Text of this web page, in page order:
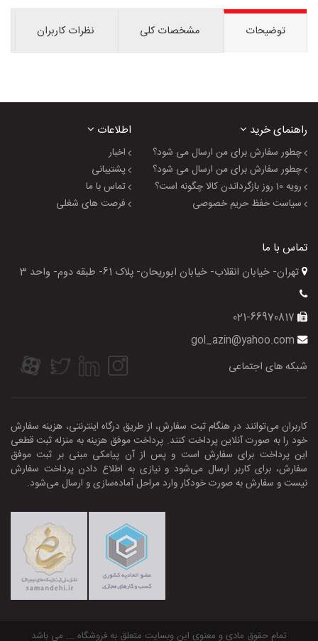
توضیحات مشخصات کلی نظرات کاربران
راهنمای خرید
چطور سفارش برای من ارسال می شود؟
چطور سفارش برای من ارسال می شود؟
رویه 10 روز بازگرداندن کالا چگونه است؟
سیاست حفظ حریم خصوصی
اطلاعات
اخبار
پشتیبانی
تماس با ما
فرصت های شغلی
تماس با ما
تهران- خیابان انقلاب- خیابان ابوریحان- پلاک 61- طبقه دوم- واحد 3
شبکه های اجتماعی
کاربران می‌توانند در هنگام ثبت سفارش، از طریق درگاه اینترنتی، هزینه سفارش
خود را به صورت آنلاین پرداخت کنند. پرداخت موفق هزینه به منزله ثبت قطعی
این پرداخت برای سفارش است و پس از آن پیامکی مبنی بر ثبت موفق
سفارش، برای کاربر ارسال می‌شود و نیازی به اطلاع‌ دادن پرداخت سفارش
نیست و سفارش به صورت خودکار وارد مراحل آماده‌سازی و ارسال می‏‌شود.
تمام حقوق مادی و معنوی این وبسایت متعلق به فروشگاه ... می باشد